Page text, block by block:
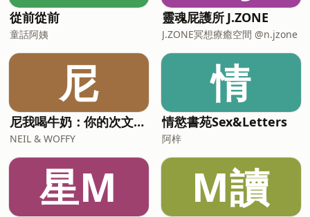
從前從前
童話阿姨
靈魂屁護所 J.ZONE
J.ZONE冥想療癒空間 @n.jzone
尼
尼我喝牛奶：你的次文化指南
NEIL & WOFFY
情
情慾書苑Sex&Letters
阿梓
星M M讀